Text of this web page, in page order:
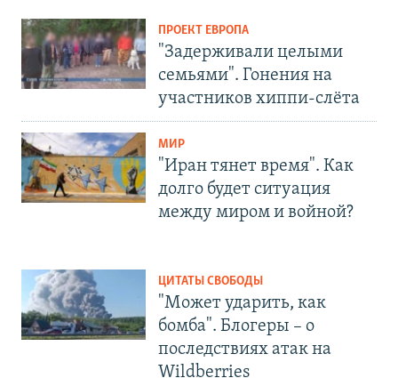
ПРОЕКТ ЕВРОПА
"Задерживали целыми
семьями". Гонения на
участников хиппи-слёта
МИР
"Иран тянет время". Как
долго будет ситуация
между миром и войной?
ЦИТАТЫ СВОБОДЫ
"Может ударить, как
бомба". Блогеры – о
последствиях атак на
Wildberries